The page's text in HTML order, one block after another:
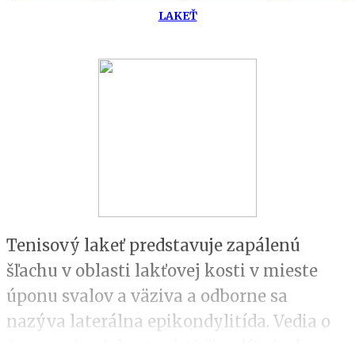
LAKEŤ
Tenisový lakeť predstavuje zapálenú
šľachu v oblasti lakťovej kosti v mieste
úponu svalov a väziva a odborne sa
nazýva laterálna epikondylitída. Vedia o